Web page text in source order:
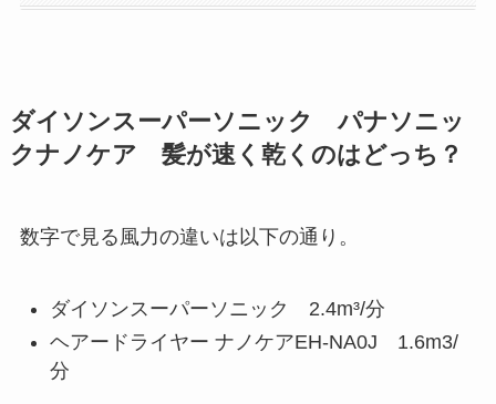
ダイソンスーパーソニック パナソニッ
クナノケア 髪が速く乾くのはどっち？
数字で見る風力の違いは以下の通り。
ダイソンスーパーソニック 2.4m³/分
ヘアードライヤー ナノケアEH-NA0J 1.6m3/
分